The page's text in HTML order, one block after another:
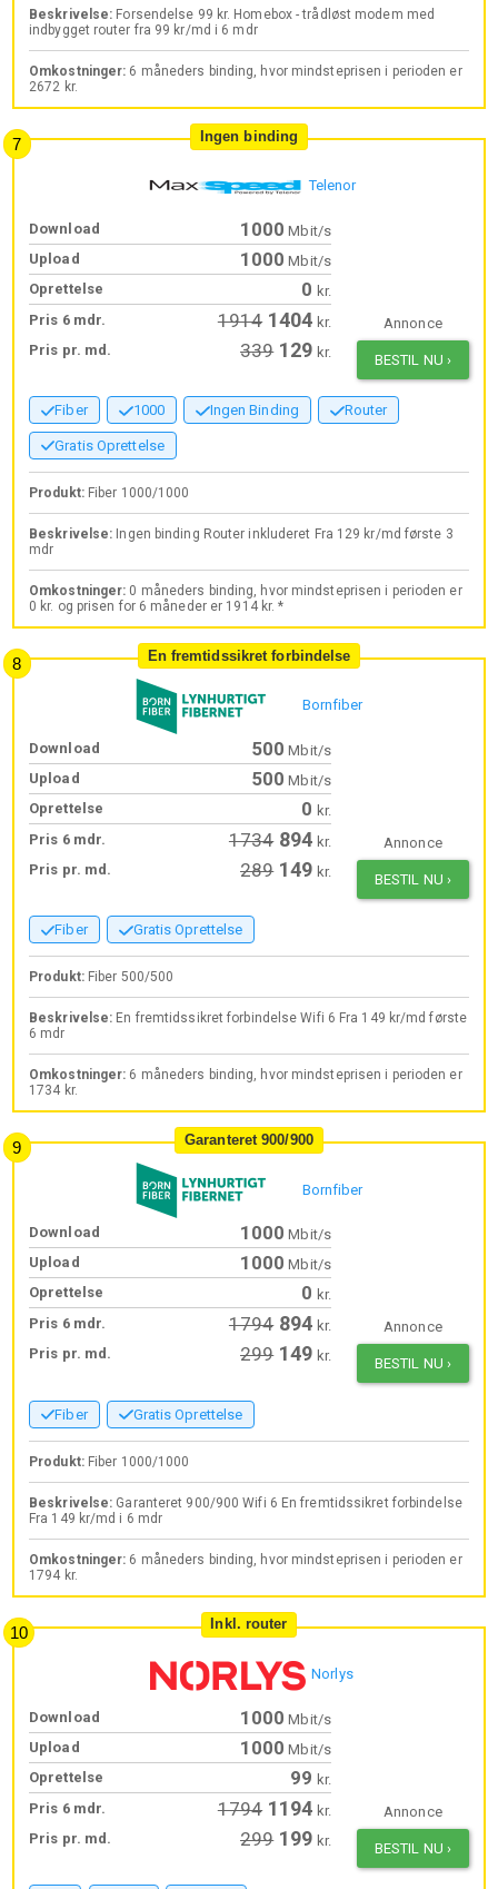
Beskrivelse: Forsendelse 99 kr. Homebox - trådløst modem med
indbygget router fra 99 kr/md i 6 mdr
Omkostninger: 6 måneders binding, hvor mindsteprisen i perioden er
2672 kr.
Ingen binding
Telenor
Download 1000 Mbit/s
Upload
1000 Mbit/s
Oprettelse
0 kr.
Pris 6 mdr.
1914 1404 kr.
Pris pr. md.
339 129 kr.
Annonce
BESTIL NU ›
Fiber 1000 Ingen Binding Router
Gratis Oprettelse
Produkt: Fiber 1000/1000
Beskrivelse: Ingen binding Router inkluderet Fra 129 kr/md første 3
mdr
Omkostninger: 0 måneders binding, hvor mindsteprisen i perioden er
0 kr. og prisen for 6 måneder er 1914 kr. *
En fremtidssikret forbindelse
Bornfiber
Download 500 Mbit/s
Upload
500 Mbit/s
Oprettelse
0 kr.
Pris 6 mdr.
1734 894 kr.
Pris pr. md.
289 149 kr.
Annonce
BESTIL NU ›
Fiber Gratis Oprettelse
Produkt: Fiber 500/500
Beskrivelse: En fremtidssikret forbindelse Wifi 6 Fra 149 kr/md første
6 mdr
Omkostninger: 6 måneders binding, hvor mindsteprisen i perioden er
1734 kr.
Garanteret 900/900
Bornfiber
Download 1000 Mbit/s
Upload
1000 Mbit/s
Oprettelse
0 kr.
Pris 6 mdr.
1794 894 kr.
Pris pr. md.
299 149 kr.
Annonce
BESTIL NU ›
Fiber Gratis Oprettelse
Produkt: Fiber 1000/1000
Beskrivelse: Garanteret 900/900 Wifi 6 En fremtidssikret forbindelse
Fra 149 kr/md i 6 mdr
Omkostninger: 6 måneders binding, hvor mindsteprisen i perioden er
1794 kr.
Inkl. router
Norlys
Download 1000 Mbit/s
Upload
1000 Mbit/s
Oprettelse
99 kr.
Pris 6 mdr.
1794 1194 kr.
Pris pr. md.
299 199 kr.
Annonce
BESTIL NU ›